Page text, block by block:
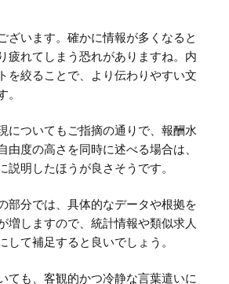
ざいます。確かに情報が多くなると
疲れてしまう恐れがありますね。内
を絞ることで、より伝わりやすい文
についてもご指摘の通りで、報酬水
由度の高さを同時に述べる場合は、
説明したほうが良さそうです。
部分では、具体的なデータや根拠を
増しますので、統計情報や類似求人
して補足すると良いでしょう。
ても、客観的かつ冷静な言葉遣いに